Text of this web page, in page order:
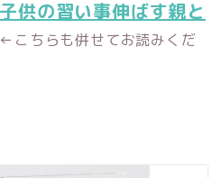
供の習い事伸ばす親と
←こちらも併せてお読みくだ